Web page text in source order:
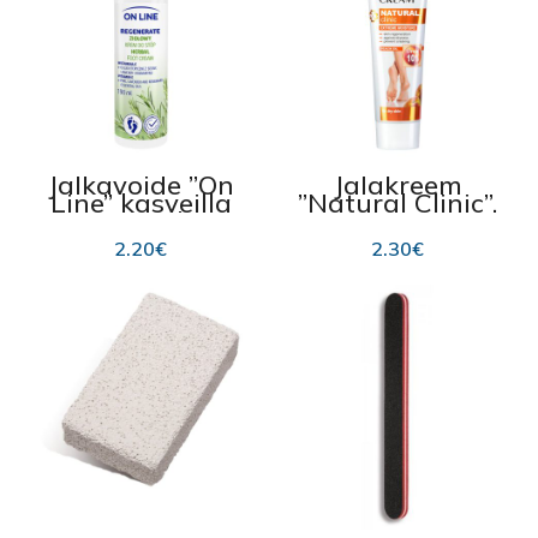
Jalkavoide ”On
Line” kasveilla
190 ml
2.20€
Jalakreem
”Natural Clinic”,
uurea 10% 100
ml
2.30€